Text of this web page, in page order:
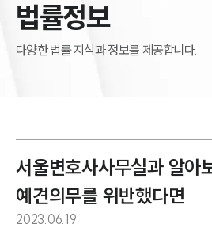
법률정보
다양한 법률 지식과 정보를 제공합니다.
서울변호사사무실과 알아
예견의무를 위반했다면
2023.06.19